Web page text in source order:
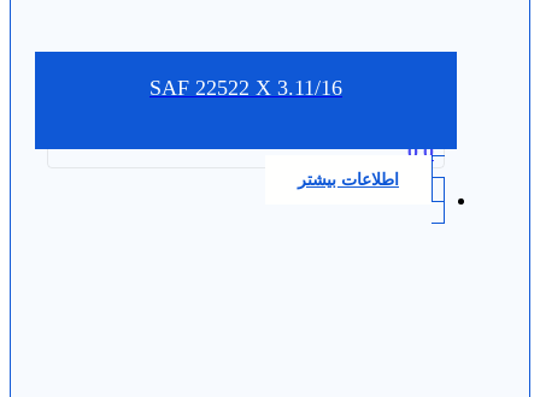
SAF 22522 X 3.11/16
0.0
اطلاعات بیشتر